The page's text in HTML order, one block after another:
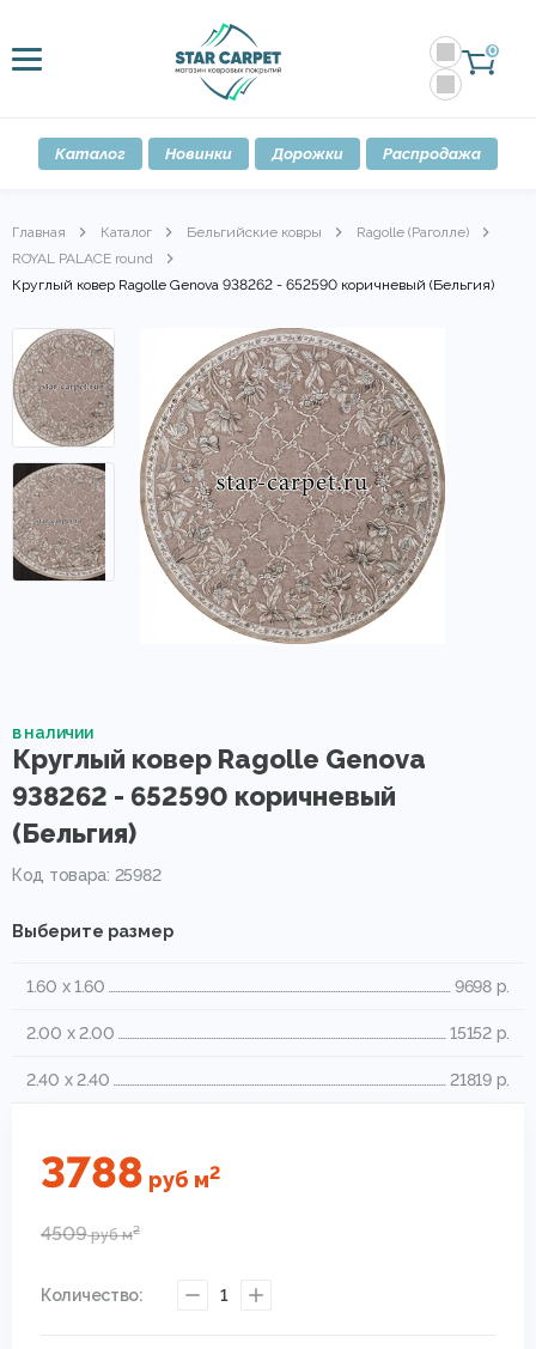
0
Каталог Новинки Дорожки Распродажа
Главная Каталог Бельгийские ковры
Ragolle (Раголле)
ROYAL PALACE round
Круглый ковер Ragolle Genova 938262 - 652590 коричневый (Бельгия)
в наличии
Круглый ковер Ragolle Genova
938262 - 652590 коричневый
(Бельгия)
Код товара: 25982
Выберите размер
1.60 x 1.60 9698 р.
2.00 x 2.00 15152 р.
2.40 x 2.40 21819 р.
3788 руб м2
4509рубм2
Количество: 1